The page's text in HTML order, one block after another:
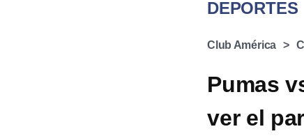
DEPORTES
Club América
Pumas
ver el